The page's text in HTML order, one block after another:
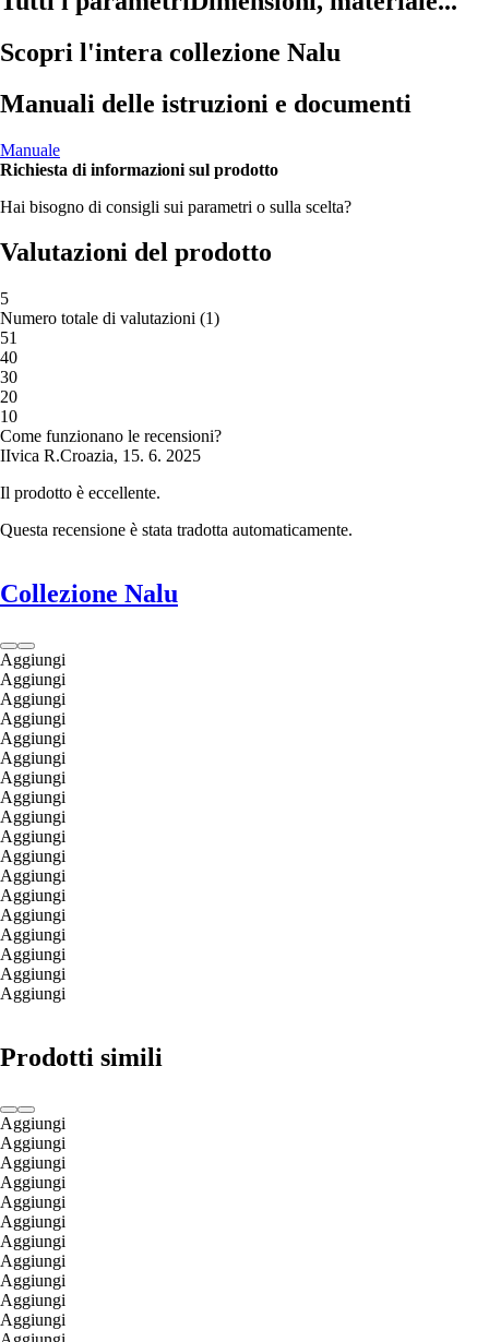
Scopri l'intera collezione Nalu
Manuali delle istruzioni e documenti
Manuale
Richiesta di informazioni sul prodotto
Hai bisogno di consigli sui parametri o sulla scelta?
Valutazioni del prodotto
5
Numero totale di valutazioni (1)
51
40
30
20
10
Come funzionano le recensioni?
IIvica R.Croazia, 15. 6. 2025
Il prodotto è eccellente.
Questa recensione è stata tradotta automaticamente.
Collezione Nalu
Aggiungi
Aggiungi
Aggiungi
Aggiungi
Aggiungi
Aggiungi
Aggiungi
Aggiungi
Aggiungi
Aggiungi
Aggiungi
Aggiungi
Aggiungi
Aggiungi
Aggiungi
Aggiungi
Aggiungi
Aggiungi
Prodotti simili
Aggiungi
Aggiungi
Aggiungi
Aggiungi
Aggiungi
Aggiungi
Aggiungi
Aggiungi
Aggiungi
Aggiungi
Aggiungi